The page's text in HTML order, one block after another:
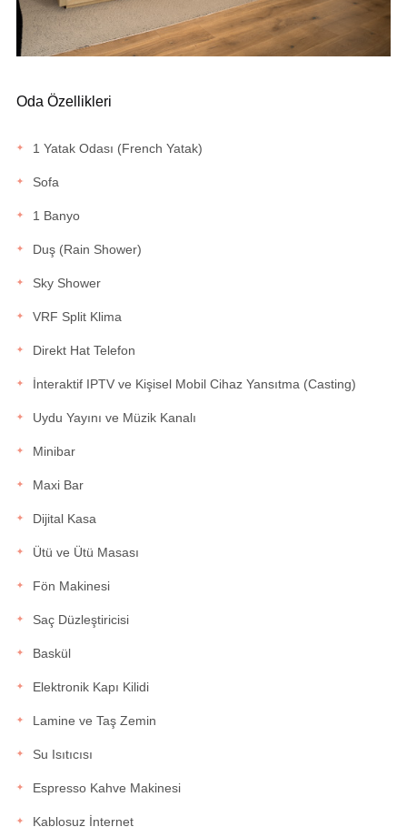
Oda Özellikleri
1 Yatak Odası (French Yatak)
Sofa
1 Banyo
Duş (Rain Shower)
Sky Shower
VRF Split Klima
Direkt Hat Telefon
İnteraktif IPTV ve Kişisel Mobil Cihaz Yansıtma (Casting)
Uydu Yayını ve Müzik Kanalı
Minibar
Maxi Bar
Dijital Kasa
Ütü ve Ütü Masası
Fön Makinesi
Saç Düzleştiricisi
Baskül
Elektronik Kapı Kilidi
Lamine ve Taş Zemin
Su Isıtıcısı
Espresso Kahve Makinesi
Kablosuz İnternet